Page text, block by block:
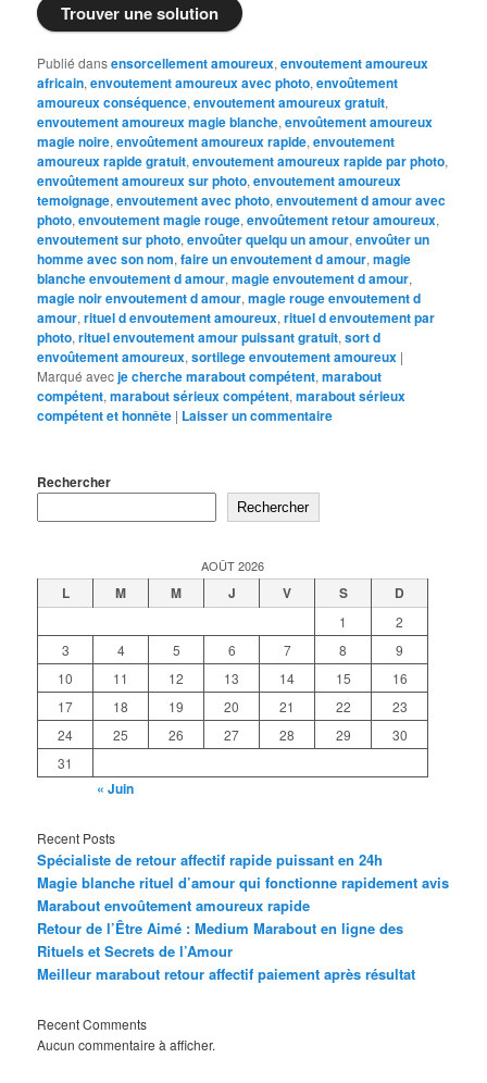
Trouver une solution
Publié dansensorcellement amoureux,envoutement amoureux
africain,envoutement amoureux avec photo,envoûtement
amoureux conséquence,envoutement amoureux gratuit,
envoutement amoureux magie blanche,envoûtement amoureux
magie noire,envoûtement amoureux rapide,envoutement
amoureux rapide gratuit,envoutement amoureux rapide par photo,
envoûtement amoureux sur photo,envoutement amoureux
temoignage,envoutement avec photo,envoutement d amour avec
photo,envoutement magie rouge,envoûtement retour amoureux,
envoutement sur photo,envoûter quelqu un amour,envoûter un
homme avec son nom,faire un envoutement d amour,magie
blanche envoutement d amour,magie envoutement d amour,
magie noir envoutement d amour,magie rouge envoutement d
amour,rituel d envoutement amoureux,rituel d envoutement par
photo,rituel envoutement amour puissant gratuit,sort d
envoûtement amoureux,sortilege envoutement amoureux |
Marqué avecje cherche marabout compétent,marabout
compétent,marabout sérieux compétent,marabout sérieux
compétent et honnête | Laisser un commentaire
Rechercher
Rechercher
AOÛT 2026
L M M J V S D
1
2
3
4 5 6 7 8
9
10
11 12 13 14 15
16
17
18 19 20 21 22
23
24
25 26 27 28 29
30
31
« Juin
Recent Posts
Spécialiste de retour affectif rapide puissant en 24h
Magie blanche rituel d’amour qui fonctionne rapidement avis
Marabout envoûtement amoureux rapide
Retour de l’Être Aimé : Medium Marabout en ligne des
Rituels et Secrets de l’Amour
Meilleur marabout retour affectif paiement après résultat
Recent Comments
Aucun commentaire à afficher.